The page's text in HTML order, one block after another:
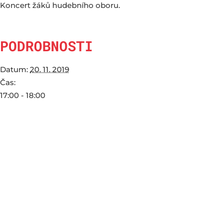
Koncert žáků hudebního oboru.
PODROBNOSTI
Datum: 20. 11. 2019
Čas:
17:00 - 18:00